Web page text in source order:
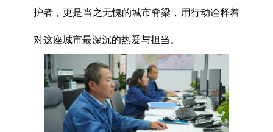
护者，更是当之无愧的城市脊梁，用行动诠释着
对这座城市最深沉的热爱与担当。